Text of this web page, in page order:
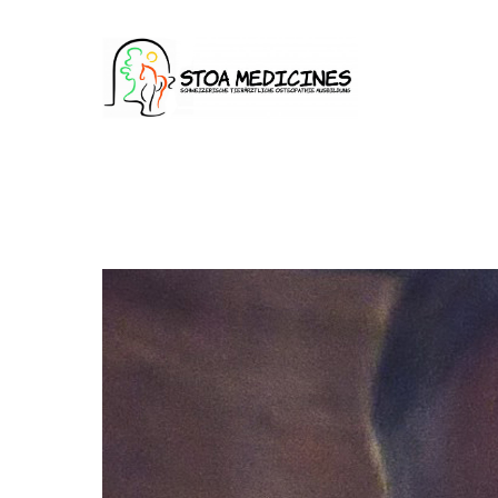
Login
Benutzername
Lost your password?
We
Mon -